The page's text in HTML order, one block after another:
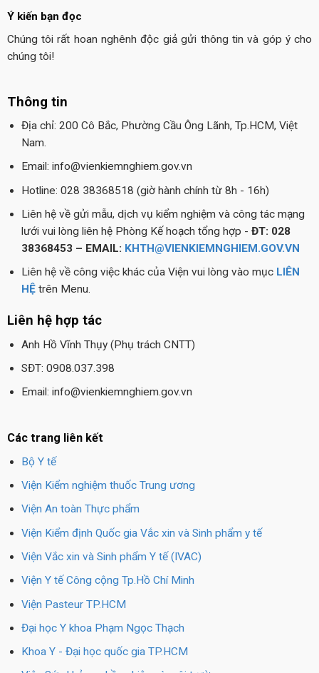
Ý kiến bạn đọc
Chúng tôi rất hoan nghênh độc giả gửi thông tin và góp ý cho
chúng tôi!
Thông tin
Địa chỉ: 200 Cô Bắc, Phường Cầu Ông Lãnh, Tp.HCM, Việt
Nam.
Email: info@vienkiemnghiem.gov.vn
Hotline: 028 38368518 (giờ hành chính từ 8h - 16h)
Liên hệ về gửi mẫu, dịch vụ kiểm nghiệm và công tác mạng
lưới vui lòng liên hệ Phòng Kế hoạch tổng hợp - ĐT: 028
38368453 – EMAIL: KHTH@VIENKIEMNGHIEM.GOV.VN
Liên hệ về công việc khác của Viện vui lòng vào mục LIÊN
HỆtrên Menu.
Liên hệ hợp tác
Anh Hồ Vĩnh Thụy (Phụ trách CNTT)
SĐT: 0908.037.398
Email: info@vienkiemnghiem.gov.vn
Các trang liên kết
Bộ Y tế
Viện Kiểm nghiệm thuốc Trung ương
Viện An toàn Thực phẩm
Viện Kiểm định Quốc gia Vắc xin và Sinh phẩm y tế
Viện Vắc xin và Sinh phẩm Y tế (IVAC)
Viện Y tế Công cộng Tp.Hồ Chí Minh
Viện Pasteur TP.HCM
Đại học Y khoa Phạm Ngọc Thạch
Khoa Y - Đại học quốc gia TP.HCM